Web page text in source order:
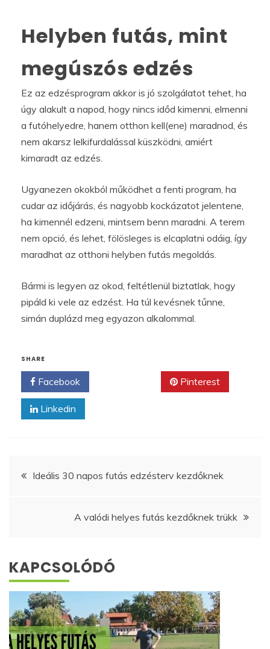
Helyben futás, mint
megúszós edzés
Ez az edzésprogram akkor is jó szolgálatot tehet, ha
úgy alakult a napod, hogy nincs időd kimenni, elmenni
a futóhelyedre, hanem otthon kell(ene) maradnod, és
nem akarsz lelkifurdalással küszködni, amiért
kimaradt az edzés.
Ugyanezen okokból működhet a fenti program, ha
cudar az időjárás, és nagyobb kockázatot jelentene,
ha kimennél edzeni, mintsem benn maradni. A terem
nem opció, és lehet, fölösleges is elcaplatni odáig, így
maradhat az otthoni helyben futás megoldás.
Bármi is legyen az okod, feltétlenül biztatlak, hogy
pipáld ki vele az edzést. Ha túl kevésnek tűnne,
simán duplázd meg egyazon alkalommal.
SHARE
Facebook Pinterest
Linkedin
Bejegyzés
Ideális 30 napos futás edzésterv kezdőknek
A valódi helyes futás kezdőknek trükk
KAPCSOLÓDÓ